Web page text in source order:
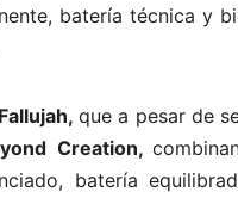
batería técnica y
Fallujah, que a pesar de
Creation,
batería